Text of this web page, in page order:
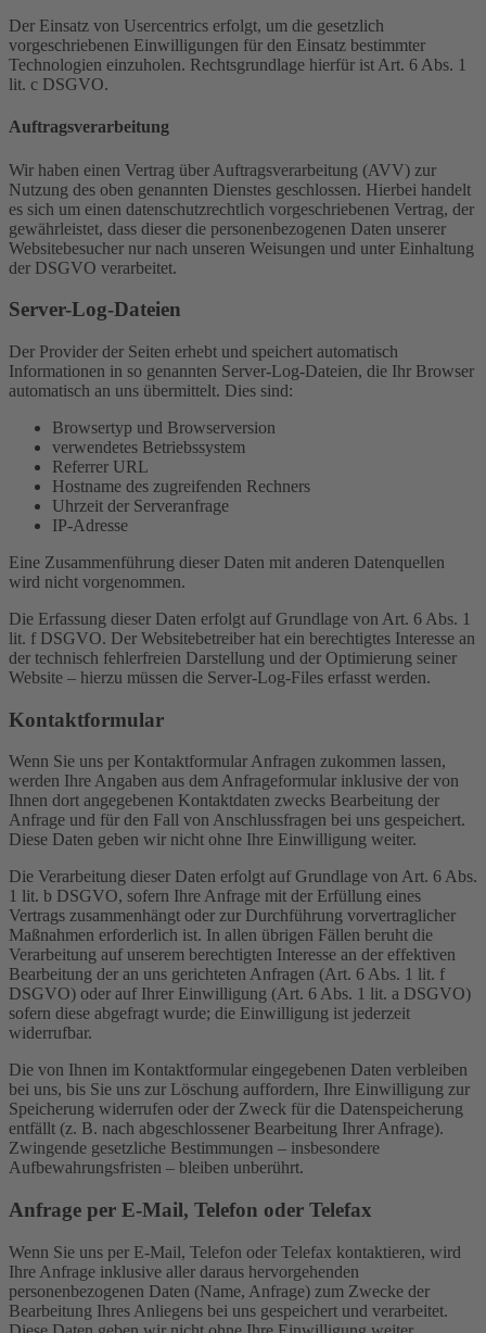
Der Einsatz von Usercentrics erfolgt, um die gesetzlich
vorgeschriebenen Einwilligungen für den Einsatz bestimmter
Technologien einzuholen. Rechtsgrundlage hierfür ist Art. 6 Abs. 1
lit. c DSGVO.
Auftragsverarbeitung
Wir haben einen Vertrag über Auftragsverarbeitung (AVV) zur
Nutzung des oben genannten Dienstes geschlossen. Hierbei handelt
es sich um einen datenschutzrechtlich vorgeschriebenen Vertrag, der
gewährleistet, dass dieser die personenbezogenen Daten unserer
Websitebesucher nur nach unseren Weisungen und unter Einhaltung
der DSGVO verarbeitet.
Server-Log-Dateien
Der Provider der Seiten erhebt und speichert automatisch
Informationen in so genannten Server-Log-Dateien, die Ihr Browser
automatisch an uns übermittelt. Dies sind:
Browsertyp und Browserversion
verwendetes Betriebssystem
Referrer URL
Hostname des zugreifenden Rechners
Uhrzeit der Serveranfrage
IP-Adresse
Eine Zusammenführung dieser Daten mit anderen Datenquellen
wird nicht vorgenommen.
Die Erfassung dieser Daten erfolgt auf Grundlage von Art. 6 Abs. 1
lit. f DSGVO. Der Websitebetreiber hat ein berechtigtes Interesse an
der technisch fehlerfreien Darstellung und der Optimierung seiner
Website – hierzu müssen die Server-Log-Files erfasst werden.
Kontaktformular
Wenn Sie uns per Kontaktformular Anfragen zukommen lassen,
werden Ihre Angaben aus dem Anfrageformular inklusive der von
Ihnen dort angegebenen Kontaktdaten zwecks Bearbeitung der
Anfrage und für den Fall von Anschlussfragen bei uns gespeichert.
Diese Daten geben wir nicht ohne Ihre Einwilligung weiter.
Die Verarbeitung dieser Daten erfolgt auf Grundlage von Art. 6 Abs.
1 lit. b DSGVO, sofern Ihre Anfrage mit der Erfüllung eines
Vertrags zusammenhängt oder zur Durchführung vorvertraglicher
Maßnahmen erforderlich ist. In allen übrigen Fällen beruht die
Verarbeitung auf unserem berechtigten Interesse an der effektiven
Bearbeitung der an uns gerichteten Anfragen (Art. 6 Abs. 1 lit. f
DSGVO) oder auf Ihrer Einwilligung (Art. 6 Abs. 1 lit. a DSGVO)
sofern diese abgefragt wurde; die Einwilligung ist jederzeit
widerrufbar.
Die von Ihnen im Kontaktformular eingegebenen Daten verbleiben
bei uns, bis Sie uns zur Löschung auffordern, Ihre Einwilligung zur
Speicherung widerrufen oder der Zweck für die Datenspeicherung
entfällt (z. B. nach abgeschlossener Bearbeitung Ihrer Anfrage).
Zwingende gesetzliche Bestimmungen – insbesondere
Aufbewahrungsfristen – bleiben unberührt.
Anfrage per E-Mail, Telefon oder Telefax
Wenn Sie uns per E-Mail, Telefon oder Telefax kontaktieren, wird
Ihre Anfrage inklusive aller daraus hervorgehenden
personenbezogenen Daten (Name, Anfrage) zum Zwecke der
Bearbeitung Ihres Anliegens bei uns gespeichert und verarbeitet.